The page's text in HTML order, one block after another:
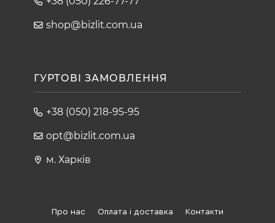
shop@bizlit.com.ua
ГУРТОВІ ЗАМОВЛЕННЯ
+38 (050) 218-95-95
opt@bizlit.com.ua
м. Харків
Про нас Оплата і доставка Контакти